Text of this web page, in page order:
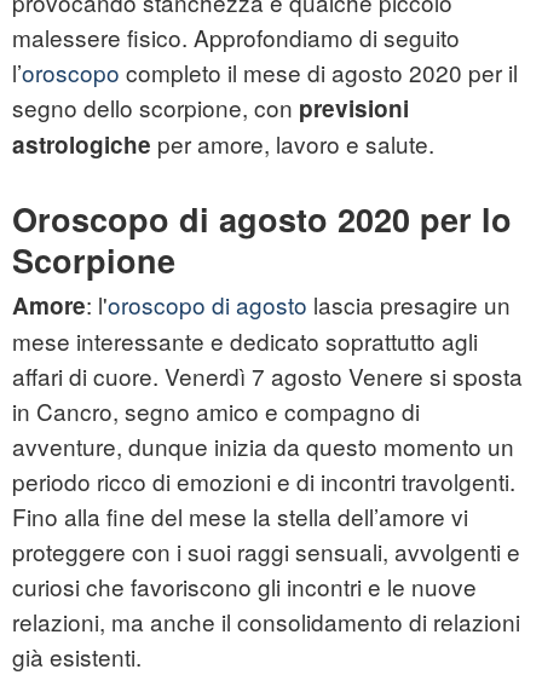
malessere fisico. Approfondiamo di seguito
l’oroscopo completo il mese di agosto 2020 per il
segno dello scorpione, con previsioni
astrologiche per amore, lavoro e salute.
Oroscopo di agosto 2020 per lo
Scorpione
Amore: l'oroscopo di agosto lascia presagire un
mese interessante e dedicato soprattutto agli
affari di cuore. Venerdì 7 agosto Venere si sposta
in Cancro, segno amico e compagno di
avventure, dunque inizia da questo momento un
periodo ricco di emozioni e di incontri travolgenti.
Fino alla fine del mese la stella dell’amore vi
proteggere con i suoi raggi sensuali, avvolgenti e
curiosi che favoriscono gli incontri e le nuove
relazioni, ma anche il consolidamento di relazioni
già esistenti.